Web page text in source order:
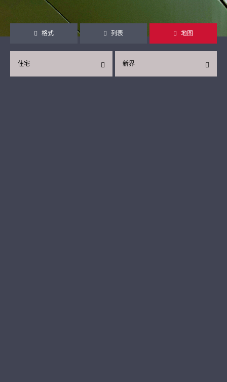
格式 列表 地图
新界
住宅